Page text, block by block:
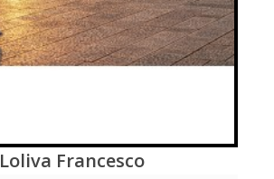
VIEW MORE
Loliva Francesco